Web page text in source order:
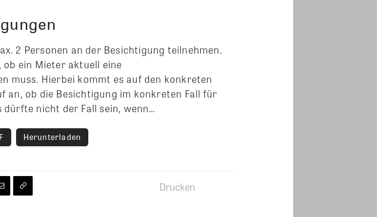
2 Personen an der Besichtigung teilnehmen.
ein Mieter aktuell eine
muss. Hierbei kommt es auf den konkreten
an, ob die Besichtigung im konkreten Fall für
nicht der Fall sein, wenn…
Herunterladen
Drucken